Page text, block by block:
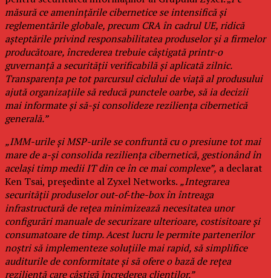
măsură ce amenințările cibernetice se intensifică și
reglementările globale, precum CRA în cadrul UE, ridică
așteptările privind responsabilitatea produselor și a firmelor
producătoare, încrederea trebuie câștigată printr-o
guvernanță a securității verificabilă și aplicată zilnic.
Transparența pe tot parcursul ciclului de viață al produsului
ajută organizațiile să reducă punctele oarbe, să ia decizii
mai informate și să-și consolideze reziliența cibernetică
generală.”
„IMM-urile și MSP-urile se confruntă cu o presiune tot mai
mare de a-și consolida reziliența cibernetică, gestionând în
același timp medii IT din ce în ce mai complexe”, a declarat
Ken Tsai, președinte al Zyxel Networks. „Integrarea
securității produselor out-of-the-box în întreaga
infrastructură de rețea minimizează necesitatea unor
configurări manuale de securizare ulterioare, costisitoare și
consumatoare de timp. Acest lucru le permite partenerilor
noștri să implementeze soluțiile mai rapid, să simplifice
auditurile de conformitate și să ofere o bază de rețea
rezilientă care câștigă încrederea clienților.”